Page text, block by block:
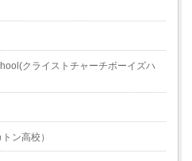
クライストチャーチボーイズハ
ン高校）